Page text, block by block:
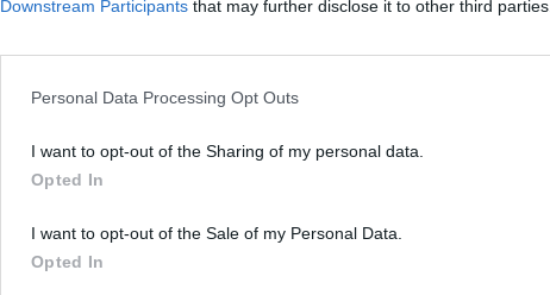
Downstream Participants that may further disclose it to other third parties.
Personal Data Processing Opt Outs
I want to opt-out of the Sharing of my personal data.
Opted In
I want to opt-out of the Sale of my Personal Data.
Opted In